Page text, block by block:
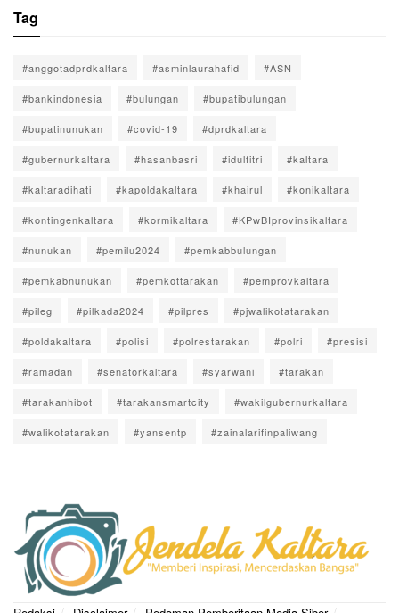
Tag
#anggotadprdkaltara #asminlaurahafid #ASN
#bankindonesia #bulungan #bupatibulungan
#bupatinunukan #covid-19 #dprdkaltara
#gubernurkaltara #hasanbasri #idulfitri #kaltara
#kaltaradihati #kapoldakaltara #khairul #konikaltara
#kontingenkaltara #kormikaltara #KPwBIprovinsikaltara
#nunukan #pemilu2024 #pemkabbulungan
#pemkabnunukan #pemkottarakan #pemprovkaltara
#pileg #pilkada2024 #pilpres #pjwalikotatarakan
#poldakaltara #polisi #polrestarakan #polri #presisi
#ramadan #senatorkaltara #syarwani #tarakan
#tarakanhibot #tarakansmartcity #wakilgubernurkaltara
#walikotatarakan #yansentp #zainalarifinpaliwang